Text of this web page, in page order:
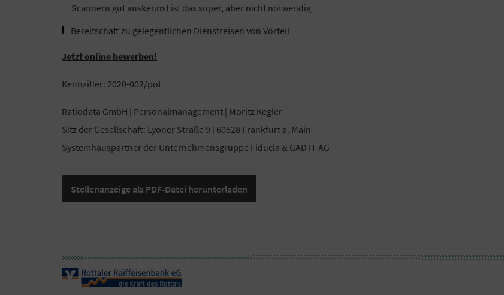
Scannern gut auskennst ist das super, aber nicht notwendig
Bereitschaft zu gelegentlichen Dienstreisen von Vorteil
Jetzt online bewerben!
Kennziffer: 2020-002/pot
Ratiodata GmbH | Personalmanagement | Moritz Kegler
Sitz der Gesellschaft: Lyoner Straße 9 | 60528 Frankfurt a. Main
Systemhauspartner der Unternehmensgruppe Fiducia & GAD IT AG
Stellenanzeige als PDF-Datei herunterladen